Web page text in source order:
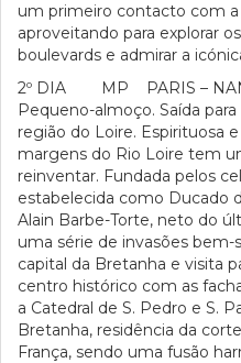
um primeiro contacto com
aproveitando para explorar
boulevards e admirar a
2º DIA MP PARIS –
Pequeno-almoço. Saída
região do Loire. Espirituosa
margens do Rio Loire tem
reinventar. Fundada pelos
estabelecida como Ducado
Alain Barbe-Torte, neto do
uma série de invasões
capital da Bretanha e visita
centro histórico com as
a Catedral de S. Pedro e S.
Bretanha, residência da
França, sendo uma fusão